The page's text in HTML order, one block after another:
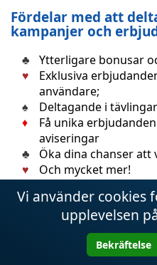
Fördelar med att
kampanjer och
Ytterligare bonusar
Exklusiva
användare;
Deltagande i
Få unika
aviseringar
Öka dina chanser att
Och mycket mer!
Missa inte de extra
du använder en Codere-
och ta del av våra
Gratis leverans
Vi använder cookies
upplevelsen
Bekräftelse